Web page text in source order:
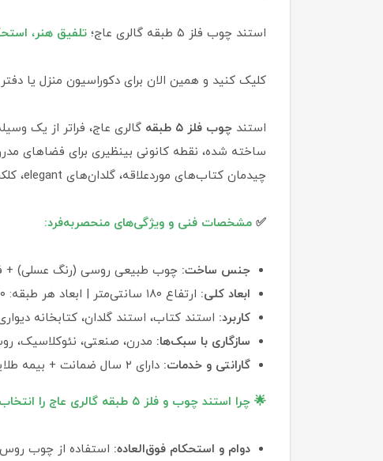
استند چوب فلز ۵ طبقه گالری عاج؛ تلفیق هنر،
کلیک کنید و همین الان برای دکوراسیون منزل یا
استند چوب فلز ۵ طبقه گالری عاج، فراتر از یک
ساخته شده، نقطه کانونی بینظیری برای فضاهای
چیدمان کتاب‌های موردعلاقه، گلدان‌های elegant، کلکسیون‌های خاص یا وسایل دکوراتیو را فراهم می‌آورد.
✅ مشخصات فنی و ویژگی‌های منحصربه‌فرد:
جنس ساخت: چوب طبیعی روسی (رنگ عسلی) +
ابعاد کلی: ارتفاع ۱۸۰ سانتی‌متر | ابعاد هر طبقه: ۳۰ در ۳۰ سانتی‌متر
کاربرد: استند کتاب، استند گلدان، کتابخانه
سازگاری با سبک‌ها: مدرن، صنعتی، نئوکلاسیک،
گارانتی و خدمات: دارای ۲ سال ضمانت + بیمه طلایی حفظ اصالت محصول گالری عاج
🌟 چرا استند چوب و فلز ۵ طبقه گالری عاج را انتخاب کنیم؟
دوام و استحکام فوق‌العاده: استفاده از چوب روس